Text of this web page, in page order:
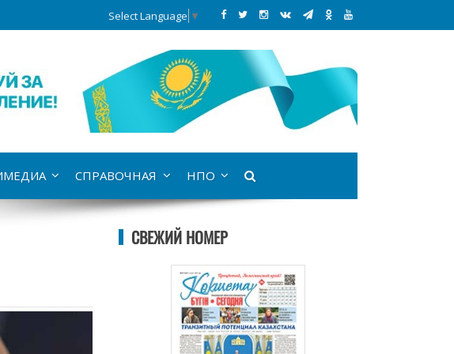
Select Language ▼
СПРАВОЧНАЯ НПО
СВЕЖИЙ НОМЕР